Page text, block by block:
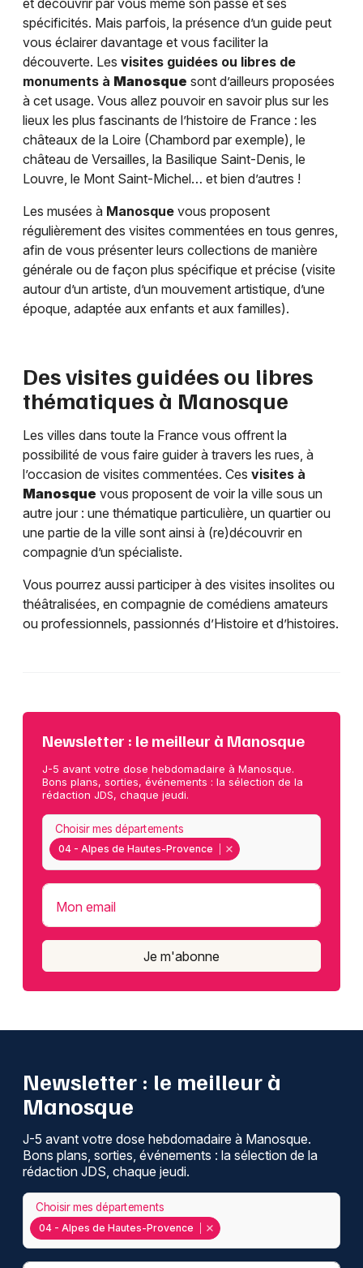
et découvrir par vous même son passé et ses
spécificités. Mais parfois, la présence d’un guide peut
vous éclairer davantage et vous faciliter la
découverte. Les visites guidées ou libres de
monuments à Manosque sont d’ailleurs proposées
à cet usage. Vous allez pouvoir en savoir plus sur les
lieux les plus fascinants de l’histoire de France : les
châteaux de la Loire (Chambord par exemple), le
château de Versailles, la Basilique Saint-Denis, le
Louvre, le Mont Saint-Michel… et bien d’autres !
Les musées à Manosque vous proposent
régulièrement des visites commentées en tous genres,
afin de vous présenter leurs collections de manière
générale ou de façon plus spécifique et précise (visite
autour d’un artiste, d’un mouvement artistique, d’une
époque, adaptée aux enfants et aux familles).
Des visites guidées ou libres
thématiques à Manosque
Les villes dans toute la France vous offrent la
possibilité de vous faire guider à travers les rues, à
l’occasion de visites commentées. Ces visites à
Manosque vous proposent de voir la ville sous un
autre jour : une thématique particulière, un quartier ou
une partie de la ville sont ainsi à (re)découvrir en
compagnie d’un spécialiste.
Vous pourrez aussi participer à des visites insolites ou
théâtralisées, en compagnie de comédiens amateurs
ou professionnels, passionnés d’Histoire et d’histoires.
Newsletter : le meilleur à Manosque
J-5 avant votre dose hebdomadaire à Manosque.
Bons plans, sorties, événements : la sélection de la
rédaction JDS, chaque jeudi.
04 - Alpes de Hautes-Provence
Choisir mes départements
Mon email
Je m'abonne
Newsletter : le meilleur à
Manosque
J-5 avant votre dose hebdomadaire à Manosque.
Bons plans, sorties, événements : la sélection de la
rédaction JDS, chaque jeudi.
04 - Alpes de Hautes-Provence
Choisir mes départements